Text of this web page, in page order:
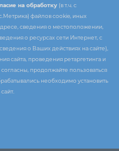
на обработку (в т.ч. с
файлов cookie, иных
сведения о местоположении,
о ресурсах сети Интернет, с
о Ваших действиях на сайте),
сайта, проведения ретаргетинга и
продолжайте пользоваться
необходимо установить